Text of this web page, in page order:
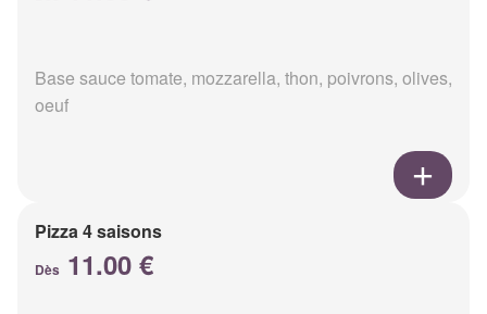
Base sauce tomate, mozzarella, thon, poivrons, olives,
oeuf
Pizza 4 saisons
Dès 11.00 €